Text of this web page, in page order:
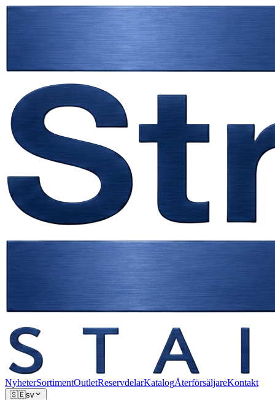
NyheterSortimentOutletReservdelarKatalogÅterförsäljareKontakt
🇸🇪sv